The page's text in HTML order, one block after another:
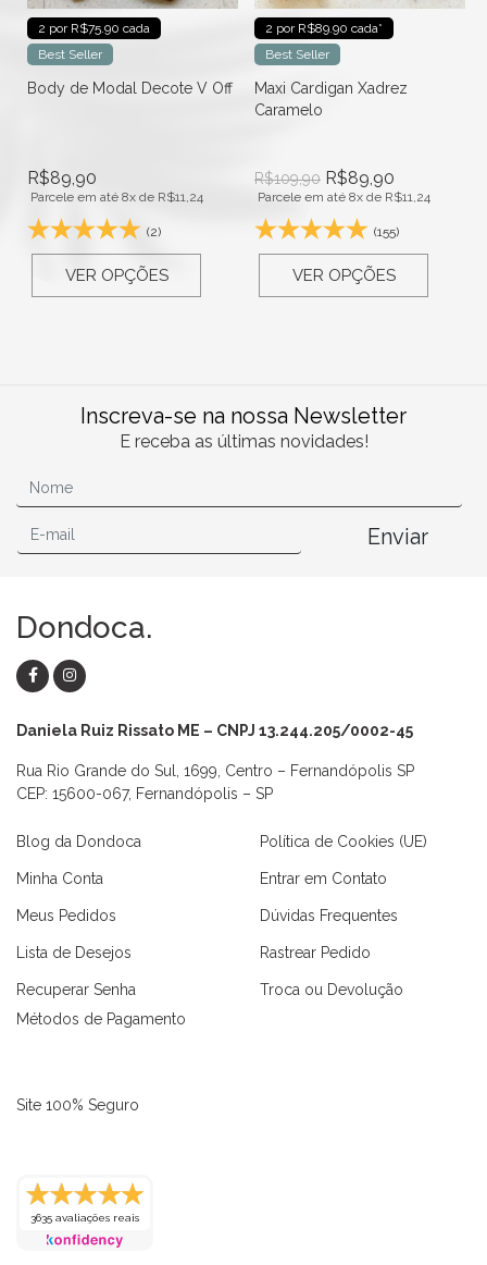
Macaquinhos
2 por R$75.90 cada
Best Seller
Body de Modal Decote V Off
R$89,90
Parcele em até 8x de R$11,24
(2)
VER OPÇÕES
2 por R$89.90 cada*
Best Seller
Maxi Cardigan Xadrez
Caramelo
R$109,90 R$89,90
Parcele em até 8x de R$11,24
(155)
VER OPÇÕES
Inscreva-se na nossa Newsletter
E receba as últimas novidades!
Enviar
Dondoca.
Daniela Ruiz Rissato ME – CNPJ 13.244.205/0002-45
Rua Rio Grande do Sul, 1699, Centro – Fernandópolis SP
CEP: 15600-067, Fernandópolis – SP
Blog da Dondoca
Minha Conta
Meus Pedidos
Lista de Desejos
Recuperar Senha
Política de Cookies (UE)
Entrar em Contato
Dúvidas Frequentes
Rastrear Pedido
Troca ou Devolução
Métodos de Pagamento
Site 100% Seguro
3635 avaliações reais